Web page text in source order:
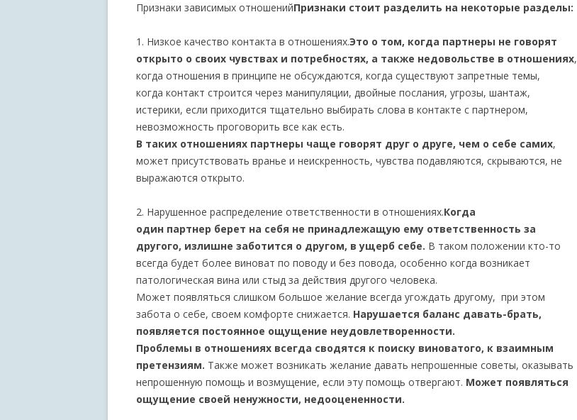
Признаки зависимых отношенийПризнаки стоит разделить на некоторые разделы:
1. Низкое качество контакта в отношениях.Это о том, когда партнеры не говорят
открыто о своих чувствах и потребностях, а также недовольстве в отношениях,
когда отношения в принципе не обсуждаются, когда существуют запретные темы,
когда контакт строится через манипуляции, двойные послания, угрозы, шантаж,
истерики, если приходится тщательно выбирать слова в контакте с партнером,
невозможность проговорить все как есть.
В таких отношениях партнеры чаще говорят друг о друге, чем о себе самих,
может присутствовать вранье и неискренность, чувства подавляются, скрываются, не
выражаются открыто.
2. Нарушенное распределение ответственности в отношениях.Когда
один партнер берет на себя не принадлежащую ему ответственность за
другого, излишне заботится о другом, в ущерб себе. В таком положении кто-то
всегда будет более виноват по поводу и без повода, особенно когда возникает
патологическая вина или стыд за действия другого человека.
Может появляться слишком большое желание всегда угождать другому, при этом
забота о себе, своем комфорте снижается. Нарушается баланс давать-брать,
появляется постоянное ощущение неудовлетворенности.
Проблемы в отношениях всегда сводятся к поиску виноватого, к взаимным
претензиям. Также может возникать желание давать непрошенные советы, оказывать
непрошенную помощь и возмущение, если эту помощь отвергают. Может появляться
ощущение своей ненужности, недооцененности.